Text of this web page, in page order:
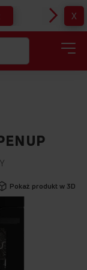
X
Pokaż produkt w 3D